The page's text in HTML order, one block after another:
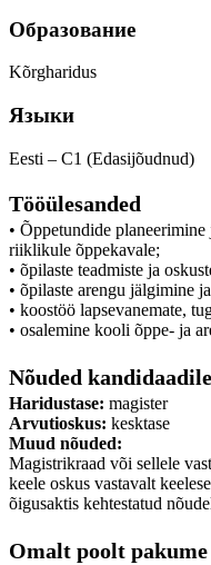
Образование
Kõrgharidus
Языки
Eesti – C1 (Edasijõudnud)
Tööülesanded
• Õppetundide
riiklikule õppekavale;
• õpilaste teadmiste ja
• õpilaste arengu jälgimine
• koostöö lapsevanemate,
• osalemine kooli õppe- ja
Nõuded kandidaadile
Haridustase: magister
Arvutioskus: kesktase
Muud nõuded:
Magistrikraad või sellele
keele oskus vastavalt
õigusaktis kehtestatud
Omalt poolt pakume